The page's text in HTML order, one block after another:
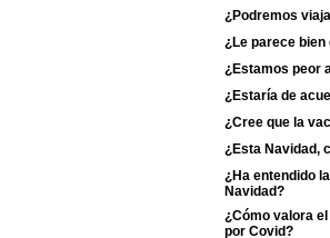
¿Podremos
¿Le parece
¿Estamos peor
¿Estaría de
¿Cree que la
¿Esta Navidad,
¿Ha entendido
Navidad?
¿Cómo valora
por Covid?